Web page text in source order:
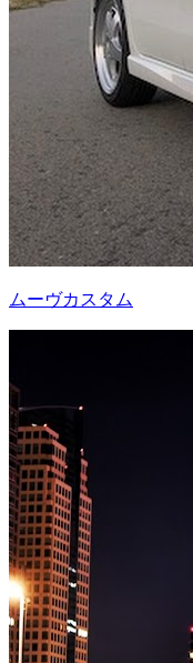
ムーヴカスタム